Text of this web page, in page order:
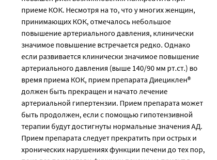
приеме КОК. Несмотря на то, что у многих женщин,
принимающих КОК, отмечалось небольшое
повышение артериального давления, клинически
значимое повышение встречается редко. Однако
если развивается клинически значимое повышение
артериального давления (выше 140/90 мм рт.ст.) во
время приема КОК, прием препарата Диециклен®
должен быть прекращен и начато лечение
артериальной гипертензии. Прием препарата может
быть продолжен, если с помощью гипотензивной
терапии будут достигнуты нормальные значения АД.
Прием препарата следует прекратить при острых и
хронических нарушениях функции печени до тех пор,